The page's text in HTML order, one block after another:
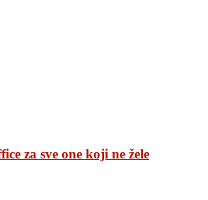
za sve one koji ne žele